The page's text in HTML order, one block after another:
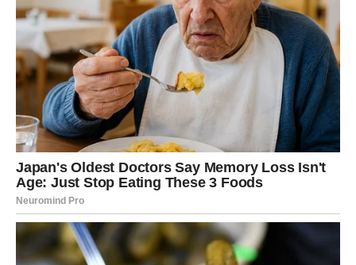
misle da im nije pružena pravedna prilika za nasljedstvo.
Iz tog razloga, preporučljivo je uzeti vrijeme da razmislite
o individualnim situacijama i potrebama svakog člana
porodice, kako biste izgradili pravedan plan raspodjele
imovine.
Transparentna komunikacija je ključ
Nedostatak komunikacije može dovesti do mnogih
nesporazuma.Kada su članovi porodice svjesni vaših
odluka oko raspodjele imovine još dok ste živi,
smanjujete mogućnost sukoba nakon vaše smrti.
Razgovarajte sa svojim najbližima o svojim željama i